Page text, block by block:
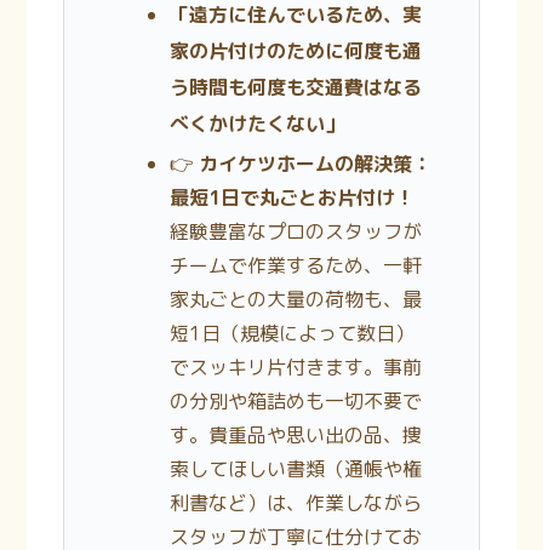
「遠方に住んでいるため、実
家の片付けのために何度も通
う時間も何度も交通費はなる
べくかけたくない」
👉 カイケツホームの解決策：
最短1日で丸ごとお片付け！
経験豊富なプロのスタッフが
チームで作業するため、一軒
家丸ごとの大量の荷物も、最
短1日（規模によって数日）
でスッキリ片付きます。事前
の分別や箱詰めも一切不要で
す。貴重品や思い出の品、捜
索してほしい書類（通帳や権
利書など）は、作業しながら
スタッフが丁寧に仕分けてお